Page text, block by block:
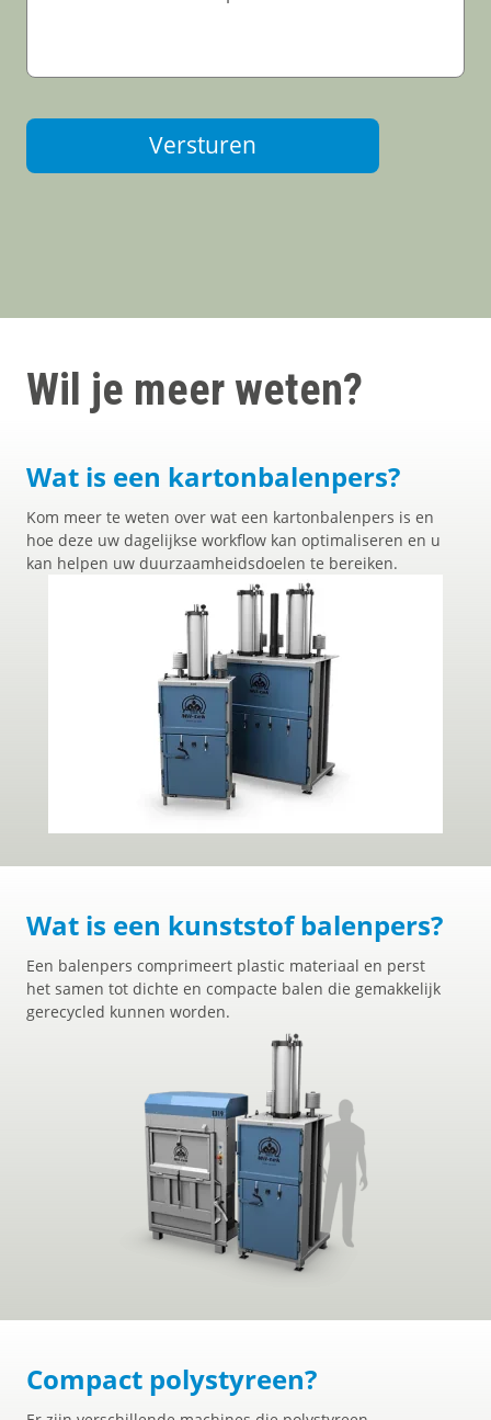
Versturen
Wil je meer weten?
Wat is een kartonbalenpers?
Kom meer te weten over wat een kartonbalenpers is en
hoe deze uw dagelijkse workflow kan optimaliseren en u
kan helpen uw duurzaamheidsdoelen te bereiken.
Wat is een kunststof balenpers?
Een balenpers comprimeert plastic materiaal en perst
het samen tot dichte en compacte balen die gemakkelijk
gerecycled kunnen worden.
Compact polystyreen?